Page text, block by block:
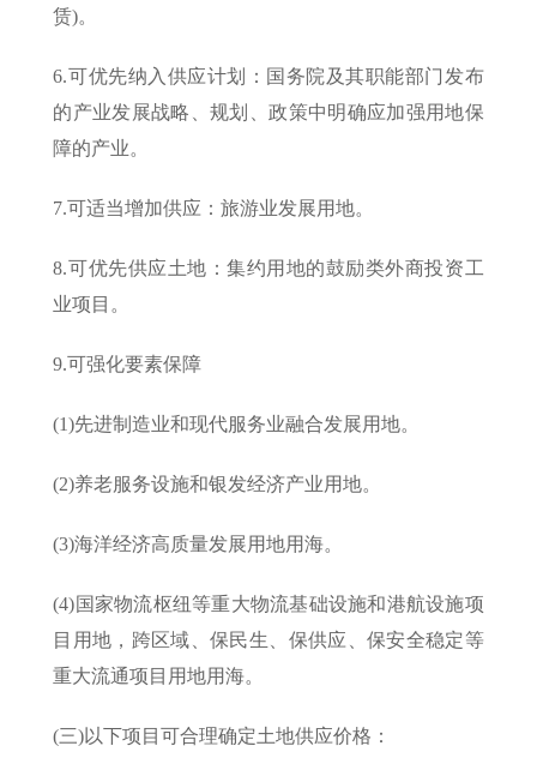
赁)。
6.可优先纳入供应计划：国务院及其职能部门发布
的产业发展战略、规划、政策中明确应加强用地保
障的产业。
7.可适当增加供应：旅游业发展用地。
8.可优先供应土地：集约用地的鼓励类外商投资工
业项目。
9.可强化要素保障
(1)先进制造业和现代服务业融合发展用地。
(2)养老服务设施和银发经济产业用地。
(3)海洋经济高质量发展用地用海。
(4)国家物流枢纽等重大物流基础设施和港航设施项
目用地，跨区域、保民生、保供应、保安全稳定等
重大流通项目用地用海。
(三)以下项目可合理确定土地供应价格：